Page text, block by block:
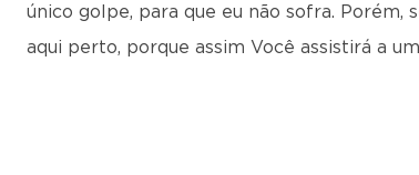
único golpe, para que eu não sofra. Porém,
aqui perto, porque assim Você assistirá a